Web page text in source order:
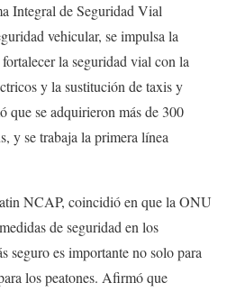
Integral de Seguridad Vial
vehicular, se impulsa la
la seguridad vial con la
y la sustitución de taxis y
que se adquirieron más de 300
y se trabaja la primera línea
NCAP, coincidió en que la ONU
de seguridad en los
seguro es importante no solo para
los peatones. Afirmó que